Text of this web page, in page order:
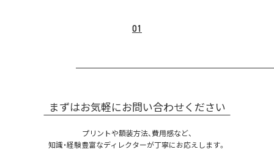
01
まずはお気軽にお問い合わせください
プリントや額装方法、費用感など、
知識・経験豊富なディレクターが丁寧にお応えします。